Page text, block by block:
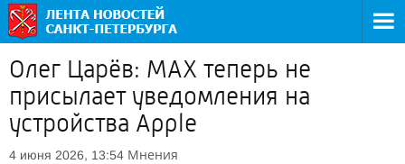
Олег Царёв: МАХ теперь не
присылает уведомления на
устройства Apple
4 июня 2026, 13:54 Мнения